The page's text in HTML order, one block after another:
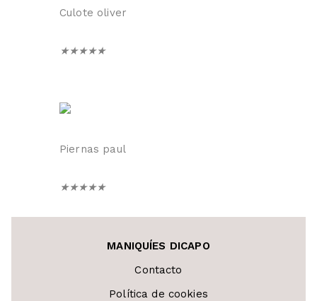
Culote oliver
★★★★★
Piernas paul
★★★★★
MANIQUÍES DICAPO
Contacto
Política de cookies